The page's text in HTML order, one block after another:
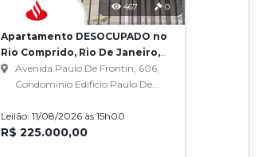
467 0
Apartamento DESOCUPADO no
Rio Comprido, Rio De Janeiro,
RJ Avenida Paulo De Frontin, 606,
Condominio Edificio Paulo De
Comprido
Leilão: 11/08/2026 às 15h00
R$ 225.000,00